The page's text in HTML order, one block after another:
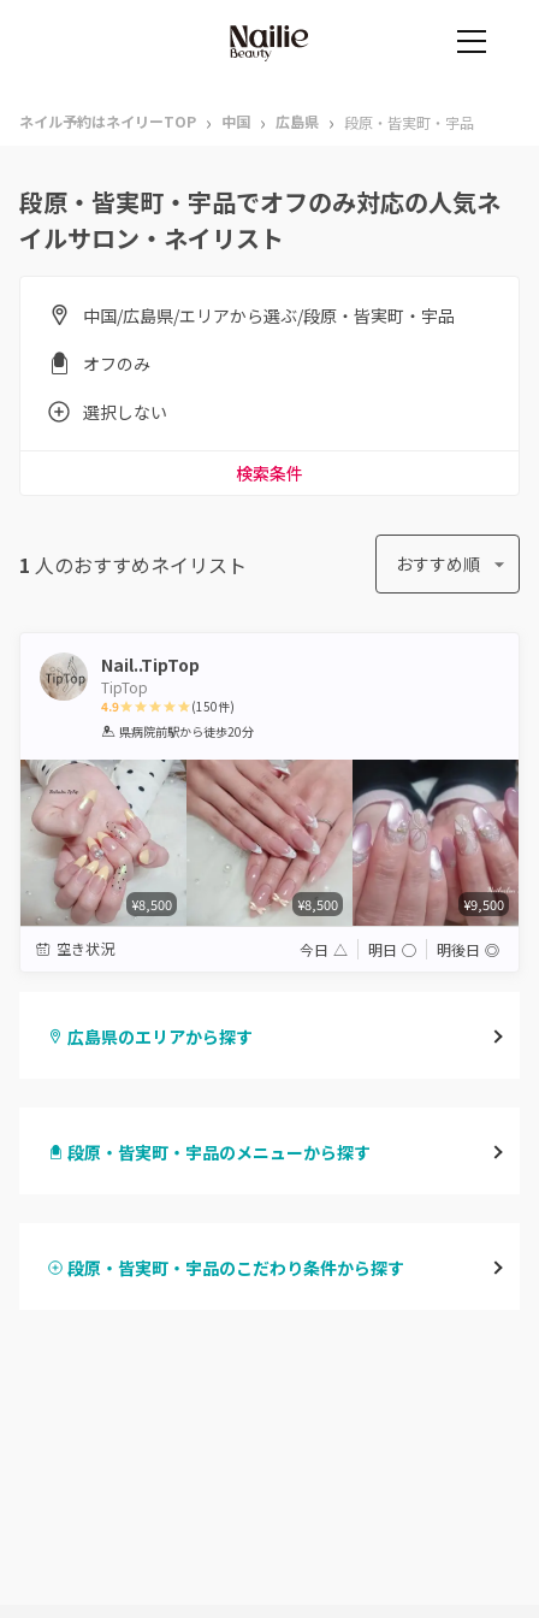
ネイル予約はネイリーTOP › 中国 › 広島県 › 段原・皆実町・宇品
段原・皆実町・宇品でオフのみ対応の人気ネ
イルサロン・ネイリスト
中国/広島県/エリアから選ぶ/段原・皆実町・宇品
オフのみ
選択しない
検索条件
1 人のおすすめネイリスト おすすめ順
Nail..TipTop
TipTop
4.9
1 2 3 4 5
(150件)
県病院前駅から徒歩20分
¥8,500 ¥8,500 ¥9,500
空き状況 今日 △ 明日 ◯ 明後日 ◎
広島県のエリアから探す
段原・皆実町・宇品
段原・皆実町・宇品のメニューから探す
ハンドスカルプ
段原・皆実町・宇品のこだわり条件から探す